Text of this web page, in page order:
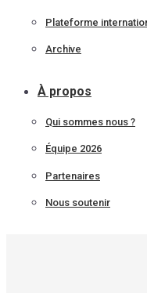
Plateforme
Archive
À propos
Qui sommes nous ?
Équipe 2026
Partenaires
Nous soutenir